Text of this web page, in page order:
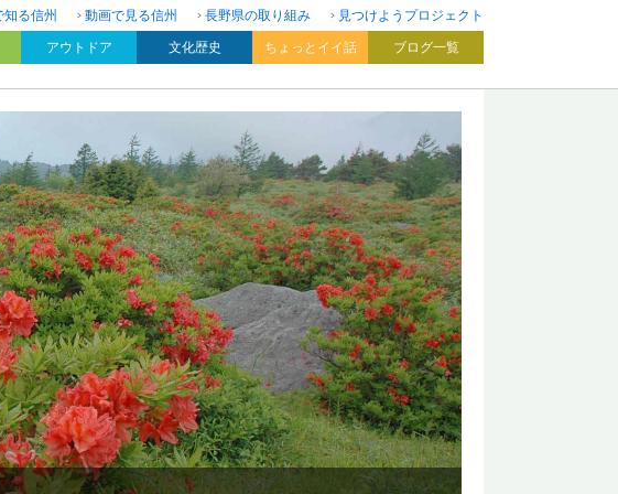
る信州 動画で見る信州 長野県の取り組み
見つけようプロジェクト
アウトドア 文化歴史 ちょっとイイ話 ブログ一覧